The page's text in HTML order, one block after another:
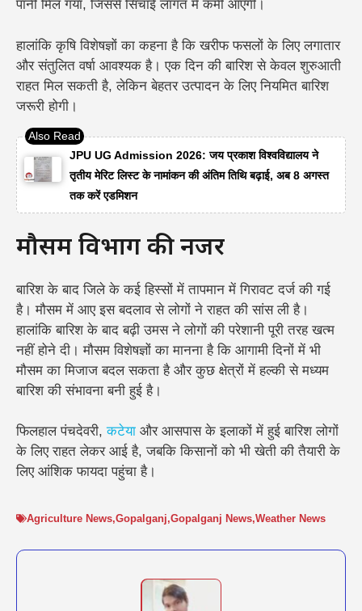
पानी मिल गया, जिससे सिंचाई लागत में कमी आएगी।
हालांकि कृषि विशेषज्ञों का कहना है कि खरीफ फसलों के लिए लगातार
और संतुलित वर्षा आवश्यक है। एक दिन की बारिश से केवल शुरुआती
राहत मिल सकती है, लेकिन बेहतर उत्पादन के लिए नियमित बारिश
जरूरी होगी।
JPU UG Admission 2026: जय प्रकाश विश्वविद्यालय ने
तृतीय मेरिट लिस्ट के नामांकन की अंतिम तिथि बढ़ाई, अब 8 अगस्त
तक करें एडमिशन
मौसम विभाग की नजर
बारिश के बाद जिले के कई हिस्सों में तापमान में गिरावट दर्ज की गई
है। मौसम में आए इस बदलाव से लोगों ने राहत की सांस ली है।
हालांकि बारिश के बाद बढ़ी उमस ने लोगों की परेशानी पूरी तरह खत्म
नहीं होने दी। मौसम विशेषज्ञों का मानना है कि आगामी दिनों में भी
मौसम का मिजाज बदल सकता है और कुछ क्षेत्रों में हल्की से मध्यम
बारिश की संभावना बनी हुई है।
फिलहाल पंचदेवरी,कटेया और आसपास के इलाकों में हुई बारिश लोगों
के लिए राहत लेकर आई है, जबकि किसानों को भी खेती की तैयारी के
लिए आंशिक फायदा पहुंचा है।
Agriculture News,Gopalganj,Gopalganj News,Weather News